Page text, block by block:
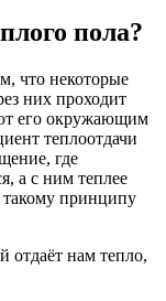
пола?
что некоторые
них проходит
его окружающим
теплоотдачи
где
а с ним теплее
принципу
отдаёт нам тепло,